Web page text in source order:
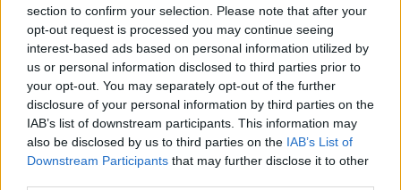
section to confirm your selection. Please note that after your
opt-out request is processed you may continue seeing
interest-based ads based on personal information utilized by
us or personal information disclosed to third parties prior to
your opt-out. You may separately opt-out of the further
disclosure of your personal information by third parties on the
IAB’s list of downstream participants. This information may
also be disclosed by us to third parties on the IAB’s List of
Downstream Participants that may further disclose it to other